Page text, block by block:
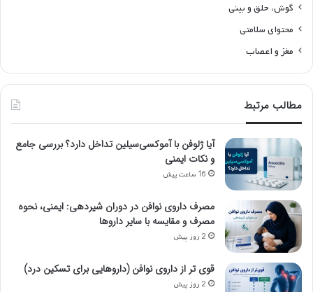
گوش، حلق و بینی
محتوای سلامتی
مغز و اعصاب
مطالب مرتبط
آیا ژلوفن با آموکسی‌سیلین تداخل دارد؟ بررسی جامع
و نکات ایمنی
16 ساعت پیش
مصرف داروی نوافن در دوران شیردهی: ایمنی، نحوه
مصرف و مقایسه با سایر داروها
2 روز پیش
قوی تر از داروی نوافن (داروهایی برای تسکین درد)
2 روز پیش